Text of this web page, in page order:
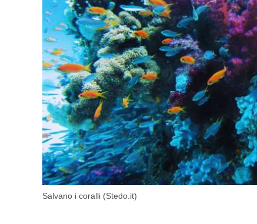
Salvano i coralli (Stedo.it)